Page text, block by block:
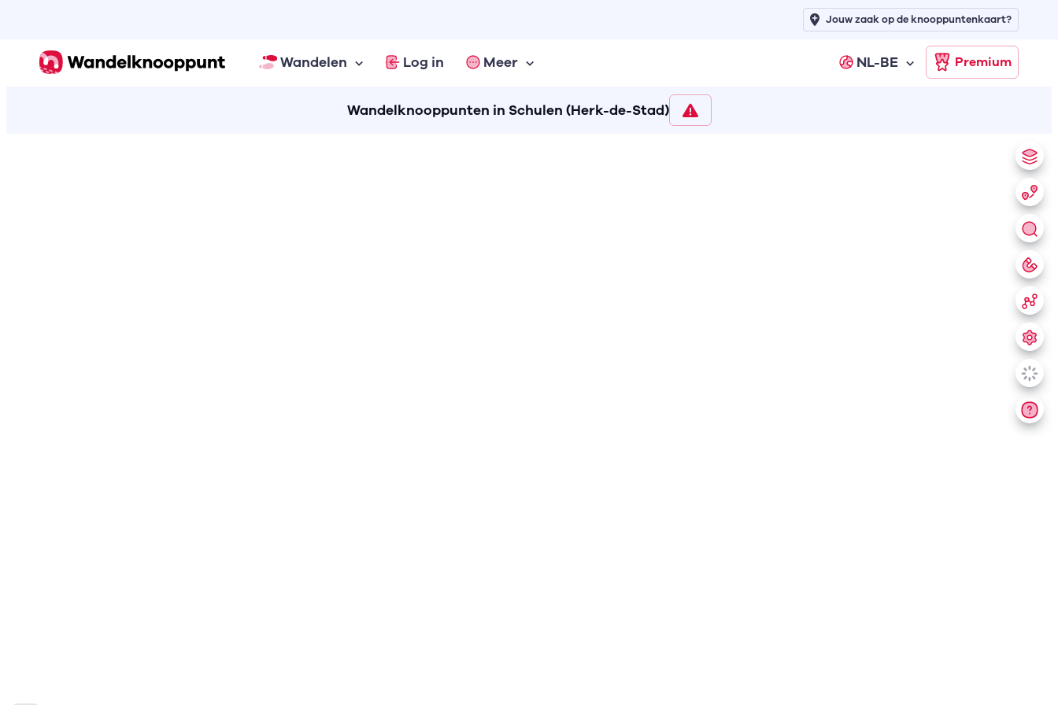
Wandelen Log in Meer NL-BE Premium
Jouw zaak op de knooppuntenkaart?
Wandelknooppunten in Schulen (Herk-de-Stad)